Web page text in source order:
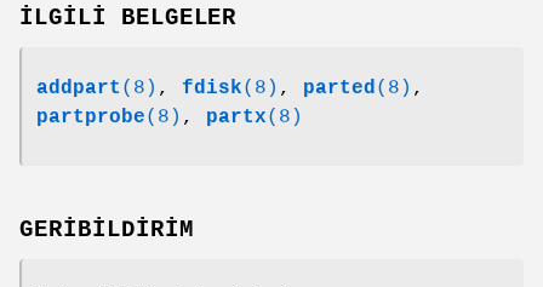
İLGİLİ BELGELER
addpart (8) , fdisk(8) , parted(8) ,
partprobe(8) , partx(8)
GERİBİLDİRİM